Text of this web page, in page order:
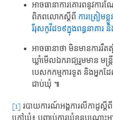
អាចធានា​ការគោរព​នូវការ
ពិភពលោក​ស្ដីពី ​ ការត្រៀមខ្
រីរុសកូវីដ១៩​ក្នុងពន្ធនាគារ​
អាច​ធានាថា ​មិនមាន​ការរឹត
ឃ្លាំមើល​ឯករាជ្យ​រួមមាន
បេសកកម្ម​ការទូត​ និងអ្នកដ
ជាប់ឃុំ ​៕
[1] របាយការណ៍អង្គការលីកាដូស្ដី